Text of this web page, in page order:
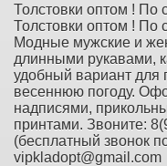
Толстовки оптом ! По
Толстовки оптом ! По
Модные мужские и
длинными рукавами,
удобный вариант для
весеннюю погоду.
надписями,
принтами. Звоните:
(бесплатный звонок
vipkladopt@gmail.com